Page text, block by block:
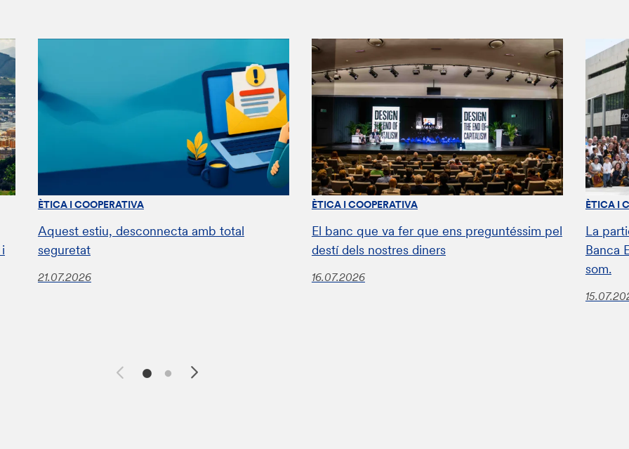
ÈTICA I COOPERATIVA
Aquest estiu, desconnecta amb total
seguretat
21.07.2026
ÈTICA I COOPERATIVA
El banc que va fer que ens preguntéssim pel
destí dels nostres diners
16.07.2026
ÈTICA I
La
Banca
som.